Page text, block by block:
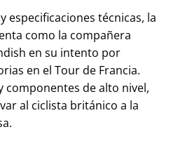
especificaciones técnicas, la
como la compañera
en su intento por
en el Tour de Francia.
componentes de alto nivel,
al ciclista británico a la